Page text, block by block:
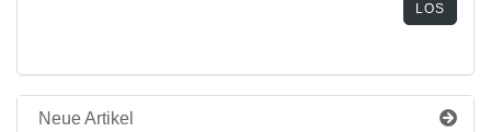
EIN.
LOS
Neue Artikel